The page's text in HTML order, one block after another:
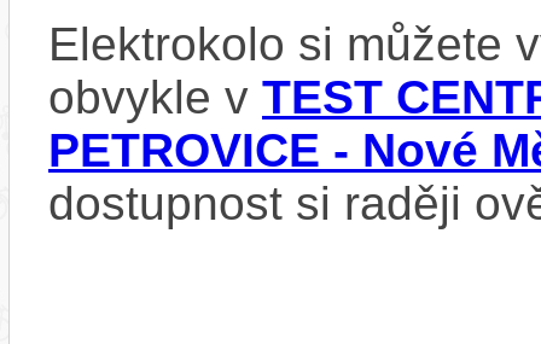
Elektrokolo si můžete
obvykle v TEST
PETROVICE - Nové
dostupnost si raději